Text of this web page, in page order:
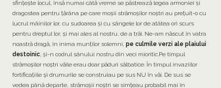
sfințește locul, însă numai câtă vreme se păstrează legea armoniei și
dragostea pentru țărâna pe care moșii strămoșilor noștri au prețuit-o cu
lucrul mâinilor lor, cu sudoarea și cu sângele lor de atâtea ori scurs
pentru dreptul lor, și mai ales al nostru, de a trăi. Ne-am născut în vatra
noastră dragă, în inima munților solemni, pe culmile verzi ale plaiului
destoinic, și-n codrul sânului nostru din veci mioritic.Pe timpul
strămoșilor noștri văile erau doar păduri sălbatice. În timpul invaziilor
fortificațiile și drumurile se construiau pe sus NU în văi. De sus se
vedea până departe, strămoșii noștri se simțeau probabil mai în